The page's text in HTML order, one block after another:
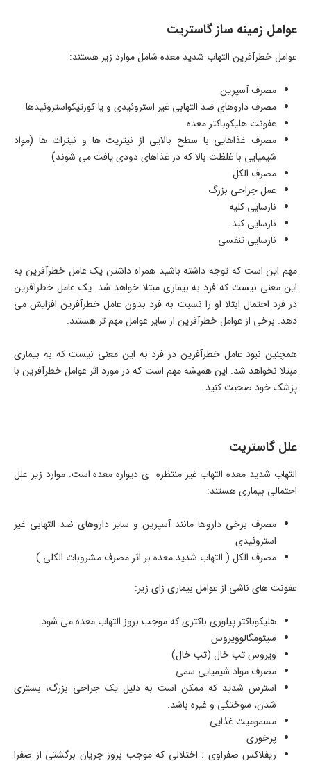
عوامل زمینه ساز گاستریت
عوامل خطرآفرین التهاب شدید معده شامل موارد زیر هستند:
مصرف آسپرین
مصرف داروهای ضد التهابی غیر استروئیدی و یا کورتیکواستروئیدها
عفونت هلیکوباکتر معده
مصرف غذاهایی با سطح بالایی از نیتریت ها و نیترات ها (مواد
شیمیایی با غلظت بالا که در غذاهای دودی یافت می شوند)
مصرف الکل
عمل جراحی بزرگ
نارسایی کلیه
نارسایی کبد
نارسایی تنفسی
مهم این است که توجه داشته باشید همراه داشتن یک عامل خطرآفرین به
این معنی نیست که فرد به بیماری مبتلا خواهد شد. یک عامل خطرآفرین
در فرد احتمال ابتلا او را نسبت به فرد بدون عامل خطرآفرین افزایش می
دهد. برخی از عوامل خطرآفرین از سایر عوامل مهم تر هستند.
همچنین نبود عامل خطرآفرین در فرد به این معنی نیست که به بیماری
مبتلا نخواهد شد. این همیشه مهم است که در مورد اثر عوامل خطرآفرین با
پزشک خود صحبت کنید.
علل گاستریت
التهاب شدید معده التهاب غیر منتظره ی دیواره معده است. موارد زیر علل
احتمالی بیماری هستند:
مصرف برخی داروها مانند آسپرین و سایر داروهای ضد التهابی غیر
استروئیدی
مصرف الکل ( التهاب شدید معده بر اثر مصرف مشروبات الکلی )
عفونت های ناشی از عوامل بیماری زای زیر:
هلیکوباکتر پیلوری باکتری که موجب بروز التهاب معده می شود.
سیتومگالوویروس
ویروس تب خال (تب خال)
مصرف مواد شیمیایی سمی
استرس شدید که ممکن است به دلیل یک جراحی بزرگ، بستری
شدن، سوختگی و غیره باشد.
مسمومیت غذایی
پرخوری
ریفلاکس صفراوی : اختلالی که موجب بروز جریان برگشتی از صفرا